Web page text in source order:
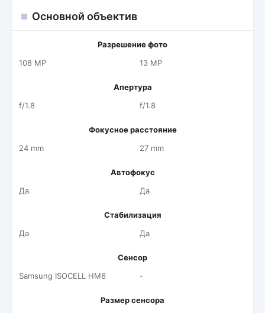
Основной объектив
Разрешение фото
108 MP
13 MP
Апертура
f/1.8
f/1.8
Фокусное расстояние
24 mm
27 mm
Автофокус
Да
Да
Стабилизация
Да
Да
Сенсор
Samsung ISOCELL HM6
-
Размер сенсора